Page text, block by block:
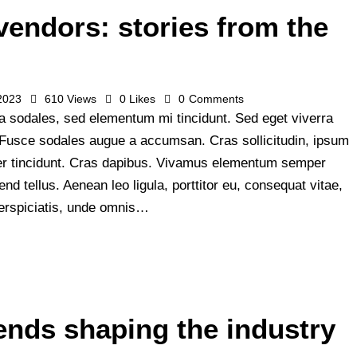
stories from the
610 Views 0 Likes 0 Comments
sodales, sed elementum mi tincidunt. Sed eget viverra
sodales augue a accumsan. Cras sollicitudin, ipsum
tincidunt. Cras dapibus. Vivamus elementum semper
tellus. Aenean leo ligula, porttitor eu, consequat vitae,
unde omnis…
shaping the industry